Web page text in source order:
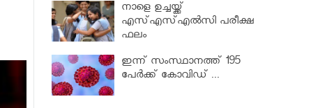
നാളെ ഉച്ചയ്ക്ക്
എസ്എസ്എല്‍സി പരീക്ഷ
ഫലം
ഇന്ന് സംസ്ഥാനത്ത് 195
പേര്‍ക്ക് കോവിഡ് ...